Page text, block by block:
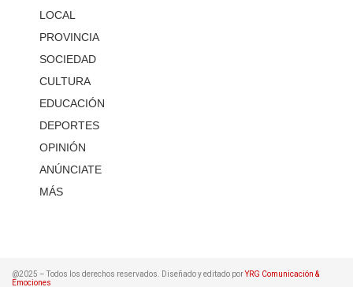
LOCAL
PROVINCIA
SOCIEDAD
CULTURA
EDUCACIÓN
DEPORTES
OPINIÓN
ANÚNCIATE
MÁS
@2025 – Todos los derechos reservados. Diseñado y editado porYRG Comunicación &
Emociones